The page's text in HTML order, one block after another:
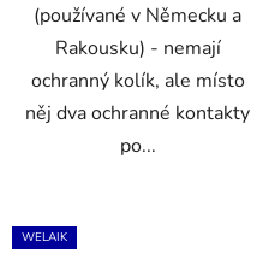
(používané v Německu a
Rakousku) - nemají
ochranný kolík, ale místo
něj dva ochranné kontakty
po...
WELAIK